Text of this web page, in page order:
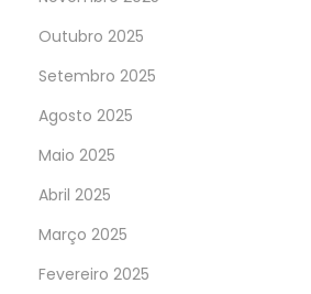
Outubro 2025
Setembro 2025
Agosto 2025
Maio 2025
Abril 2025
Março 2025
Fevereiro 2025